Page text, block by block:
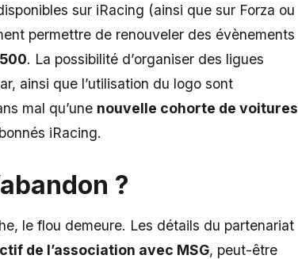
sur iRacing (ainsi que sur Forza ou
permettre de renouveler des évènements
. La possibilité d’organiser des ligues
ainsi que l’utilisation du logo sont
mal qu’une nouvelle cohorte de voitures
iRacing.
?
le flou demeure. Les détails du partenariat
de l’association avec MSG, peut-être